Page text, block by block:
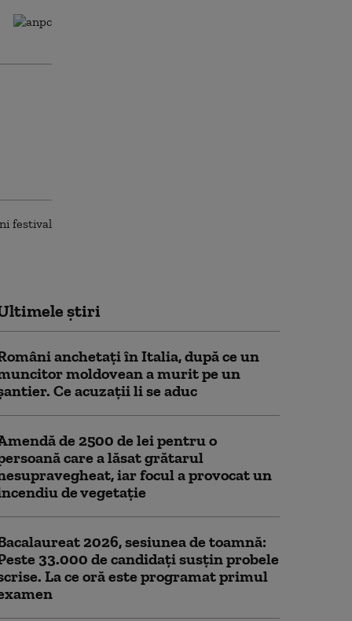
știri
anchetați în Italia, după ce un
moldovean a murit pe un
Ce acuzații li se aduc
de 2500 de lei pentru o
care a lăsat grătarul
iar focul a provocat un
de vegetaţie
2026, sesiunea de toamnă:
33.000 de candidați susțin probele
La ce oră este programat primul